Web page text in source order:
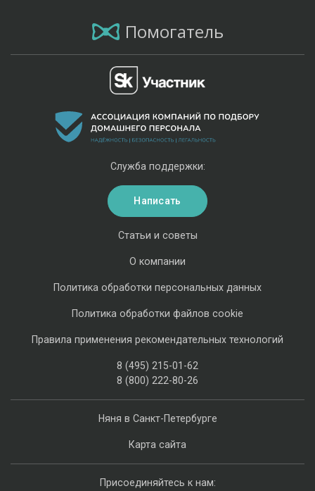
Помогатель
Няня в Санкт-Петербурге
Карта сайта
Статьи и советы
О компании
Политика обработки персональных данных
Политика обработки файлов cookie
Правила применения рекомендательных технологий
8 (495) 215-01-62
8 (800) 222-80-26
Служба поддержки:
Написать
Присоединяйтесь к нам: